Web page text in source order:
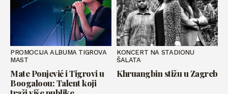
PROMOCIJA ALBUMA TIGROVA
MAST
Mate Ponjević i Tigrovi u
Boogaloou: Talent koji
KONCERT NA STADIONU
ŠALATA
Khruangbin stižu u Zagreb